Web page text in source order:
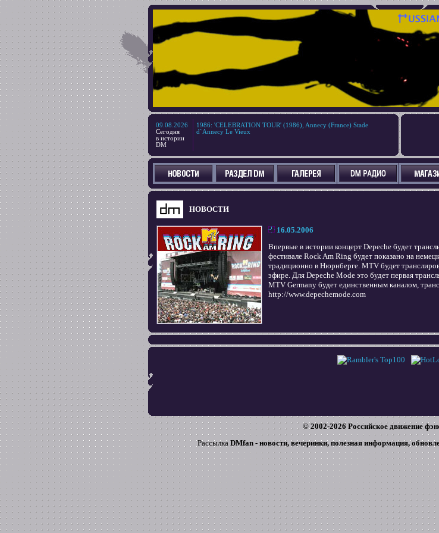
09.08.2026
Сегодня
в истории
DM
1986: 'CELEBRATION TOUR' (1986), Annecy (France) Stade
d`Annecy Le Vieux
НОВОСТИ
16.05.2006
Впервые в истории концерт Depeche будет
фестивале Rock Am Ring будет показано на
традиционно в Нюрнберге. MTV будет
эфире. Для Depeche Mode это будет первая
MTV Germany будет единственным каналом,
http://www.depechemode.com
© 2002-2026 Российское движение
Рассылка DMfan - новости, вечеринки, полезная информация,